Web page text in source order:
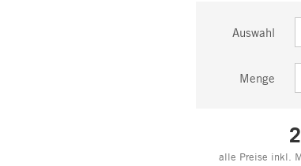
Auswahl
Menge
alle Preise inkl.